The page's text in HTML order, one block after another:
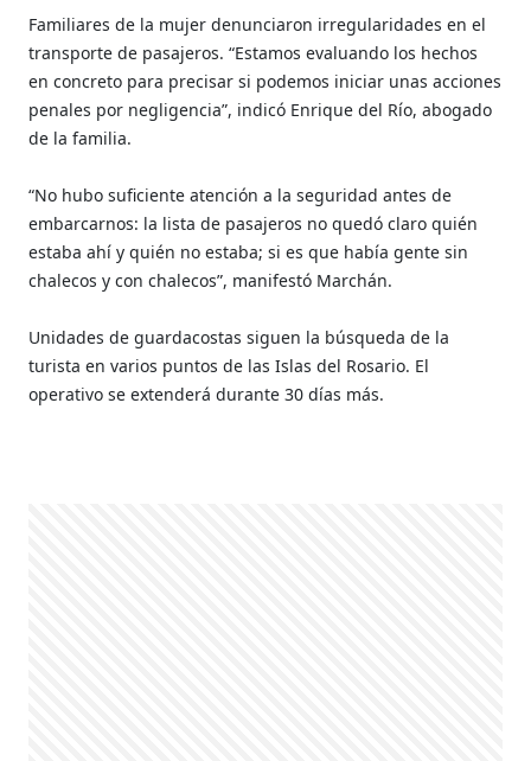
Familiares de la mujer denunciaron irregularidades en el
transporte de pasajeros. “Estamos evaluando los hechos
en concreto para precisar si podemos iniciar unas acciones
penales por negligencia”, indicó Enrique del Río, abogado
de la familia.
“No hubo suficiente atención a la seguridad antes de
embarcarnos: la lista de pasajeros no quedó claro quién
estaba ahí y quién no estaba; si es que había gente sin
chalecos y con chalecos”, manifestó Marchán.
Unidades de guardacostas siguen la búsqueda de la
turista en varios puntos de las Islas del Rosario. El
operativo se extenderá durante 30 días más.